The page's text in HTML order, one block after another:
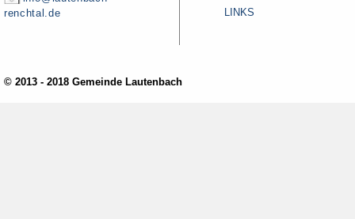
renchtal.de
LINKS
© 2013 - 2018 Gemeinde Lautenbach